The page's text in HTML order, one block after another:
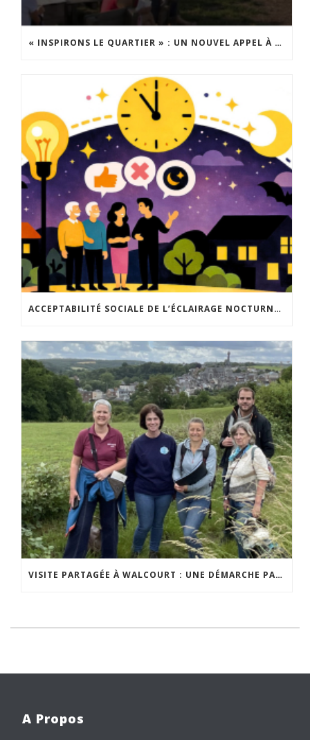
« INSPIRONS LE QUARTIER » : UN NOUVEL APPEL À PROJETS EST LANCÉ !
ACCEPTABILITÉ SOCIALE DE L’ÉCLAIRAGE NOCTURNE : LE REPLAY EST DISPONIBLE
VISITE PARTAGÉE À WALCOURT : UNE DÉMARCHE PARTICIPATIVE ANIMÉE PAR ESPACE ENVIRONNEMENT
A Propos